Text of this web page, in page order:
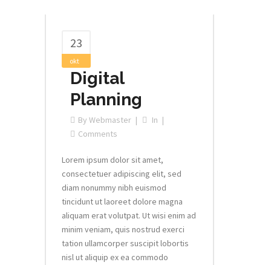
23
okt
Digital
Planning
By Webmaster
In
Comments
Lorem ipsum dolor sit amet,
consectetuer adipiscing elit, sed
diam nonummy nibh euismod
tincidunt ut laoreet dolore magna
aliquam erat volutpat. Ut wisi enim ad
minim veniam, quis nostrud exerci
tation ullamcorper suscipit lobortis
nisl ut aliquip ex ea commodo